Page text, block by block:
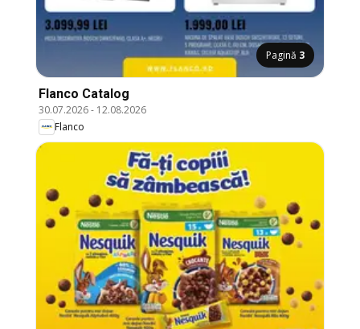
Pagină 3
Flanco Catalog
30.07.2026- 12.08.2026
Flanco